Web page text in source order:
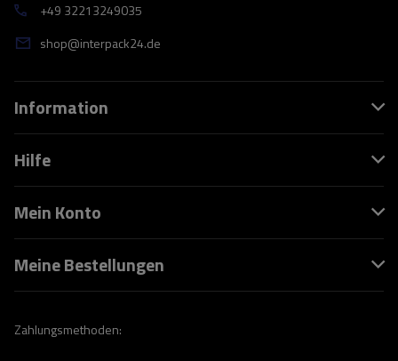
+49 32213249035
shop@interpack24.de
Information
Hilfe
Mein Konto
Meine Bestellungen
Zahlungsmethoden: